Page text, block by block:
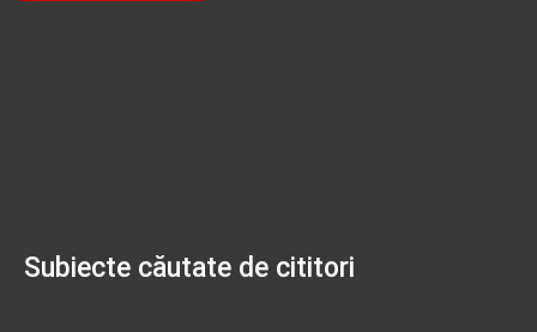
Subiecte căutate de cititori